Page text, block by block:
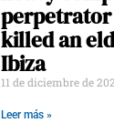
killed an
Ibiza
11 de diciembre de
Leer más »